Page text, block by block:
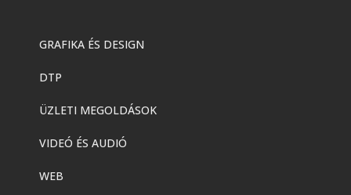
GRAFIKA ÉS DESIGN
DTP
ÜZLETI MEGOLDÁSOK
VIDEÓ ÉS AUDIÓ
WEB